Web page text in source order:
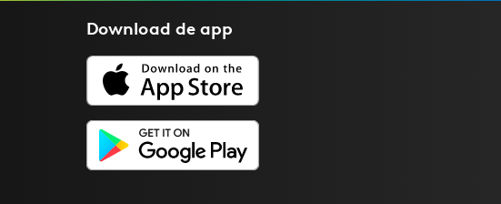
Download deapp